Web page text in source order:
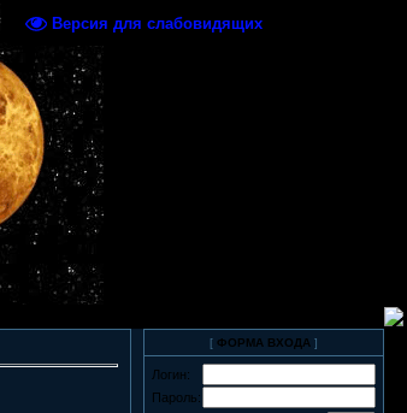
Версия для слабовидящих
[ ФОРМА ВХОДА ]
Логин:
Пароль: